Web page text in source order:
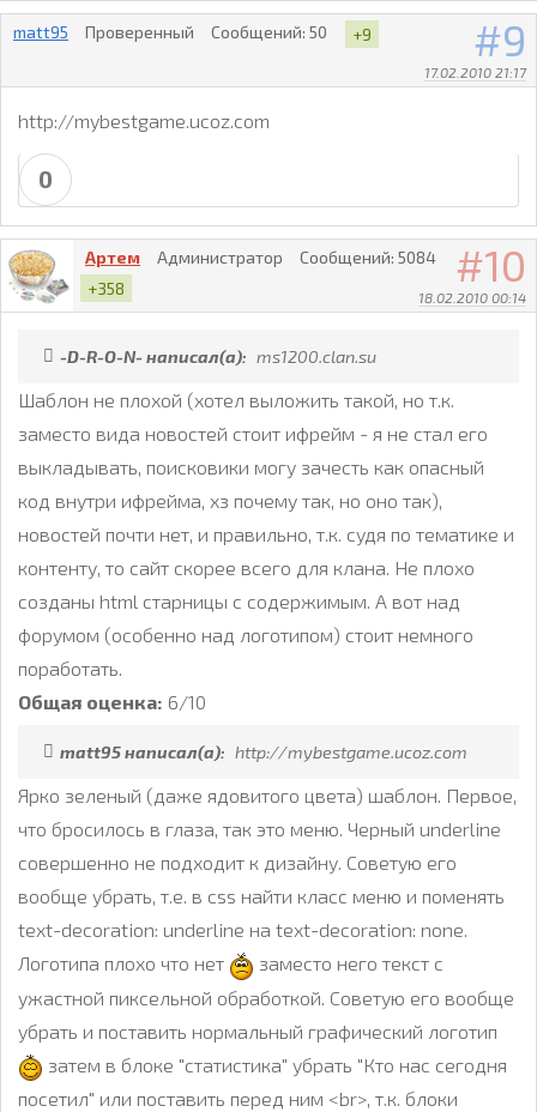
9
17.02.2010 21:17
matt95 Проверенный Сообщений: 50 +9
http://mybestgame.ucoz.com
0
10
18.02.2010 00:14
Артем Администратор Сообщений: 5084
+358
-D-R-O-N- написал(а): ms1200.clan.su
Шаблон не плохой (хотел выложить такой, но т.к.
заместо вида новостей стоит ифрейм - я не стал его
выкладывать, поисковики могу зачесть как опасный
код внутри ифрейма, хз почему так, но оно так),
новостей почти нет, и правильно, т.к. судя по тематике и
контенту, то сайт скорее всего для клана. Не плохо
созданы html старницы с содержимым. А вот над
форумом (особенно над логотипом) стоит немного
поработать.
Общая оценка: 6/10
matt95 написал(а): http://mybestgame.ucoz.com
Ярко зеленый (даже ядовитого цвета) шаблон. Первое,
что бросилось в глаза, так это меню. Черный underline
совершенно не подходит к дизайну. Советую его
вообще убрать, т.е. в css найти класс меню и поменять
text-decoration: underline на text-decoration: none.
Логотипа плохо что нет
заместо него текст с
ужастной пиксельной обработкой. Советую его вообще
убрать и поставить нормальный графический логотип
затем в блоке "статистика" убрать "Кто нас сегодня
посетил" или поставить перед ним <br>, т.к. блоки